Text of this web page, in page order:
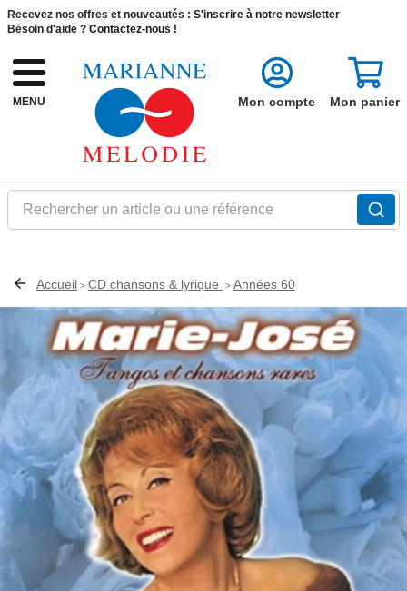
Recevez nos offres et nouveautés : S'inscrire à notre newsletter
Besoin d'aide ? Contactez-nous !
MENU
Rechercher un article ou une référence
Mon compte Mon panier
Accueil > CD chansons & lyrique > Années 60